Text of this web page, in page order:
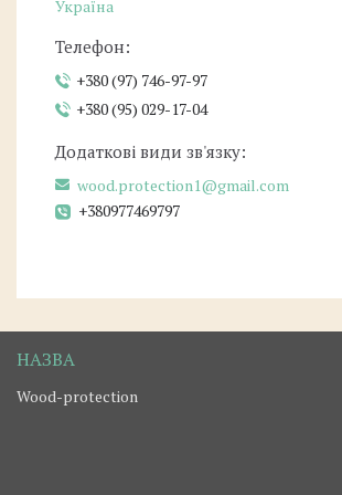
Україна
+380 (97) 746-97-97
+380 (95) 029-17-04
wood.protection1@gmail.com
+380977469797
Wood-protection